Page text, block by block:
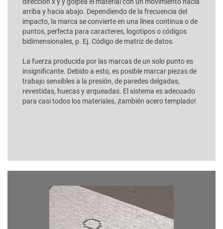
dirección x y y golpea el material con un movimiento hacia
arriba y hacia abajo. Dependiendo de la frecuencia del
impacto, la marca se convierte en una línea continua o de
puntos, perfecta para caracteres, logotipos o códigos
bidimensionales, p. Ej. Código de matriz de datos.
La fuerza producida por las marcas de un solo punto es
insignificante. Debido a esto, es posible marcar piezas de
trabajo sensibles a la presión, de paredes delgadas,
revestidas, huecas y arqueadas. El sistema es adecuado
para casi todos los materiales, ¡también acero templado!